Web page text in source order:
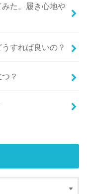
た。履き心地や
すれば良いの？
？